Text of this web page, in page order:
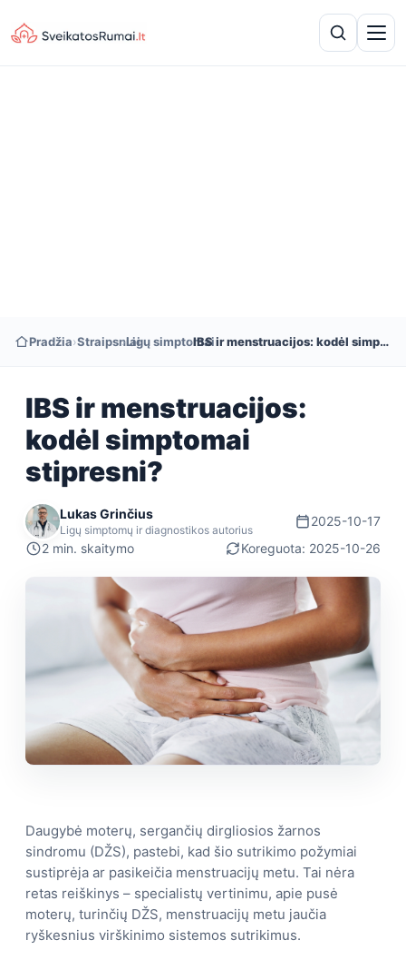
Pradžia›Straipsniai
›Ligų simptomai
› IBS ir menstruacijos: kodėl simptomai stipresni?
IBS ir menstruacijos:
kodėl simptomai
stipresni?
Lukas Grinčius
Ligų simptomų ir diagnostikos autorius
2025-10-17
2 min. skaitymo
Koreguota: 2025-10-26
Daugybė moterų, sergančių dirgliosios žarnos
sindromu (DŽS), pastebi, kad šio sutrikimo požymiai
sustiprėja ar pasikeičia menstruacijų metu. Tai nėra
retas reiškinys – specialistų vertinimu, apie pusė
moterų, turinčių DŽS, menstruacijų metu jaučia
ryškesnius virškinimo sistemos sutrikimus.